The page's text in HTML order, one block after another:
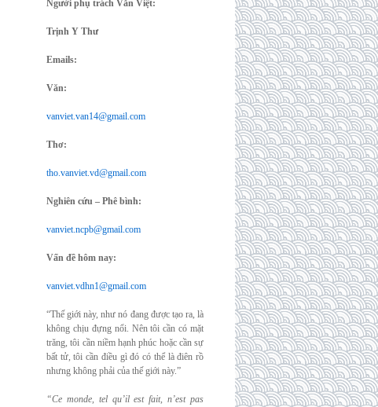
Người phụ trách Văn Việt:
Trịnh Y Thư
Emails:
Văn:
vanviet.van14@gmail.com
Thơ:
tho.vanviet.vd@gmail.com
Nghiên cứu – Phê bình:
vanviet.ncpb@gmail.com
Vấn đề hôm nay:
vanviet.vdhn1@gmail.com
“Thế giới này, như nó đang được tạo ra, là
không chịu đựng nổi. Nên tôi cần có mặt
trăng, tôi cần niềm hạnh phúc hoặc cần sự
bất tử, tôi cần điều gì đó có thể là điên rồ
nhưng không phải của thế giới này.”
“Ce monde, tel qu’il est fait, n’est pas